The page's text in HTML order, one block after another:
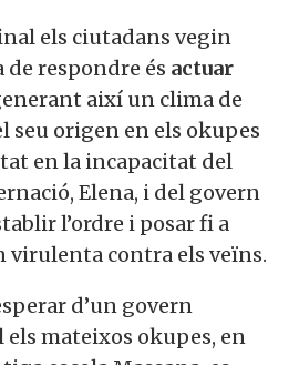
els ciutadans vegin
de respondre és actuar
així un clima de
seu origen en els okupes
en la incapacitat del
Elena, i del govern
l’ordre i posar fi a
virulenta contra els veïns.
d’un govern
mateixos okupes, en